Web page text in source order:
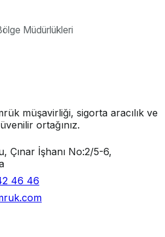
Müdürlükleri
müşavirliği, sigorta aracılık ve
ortağınız.
Çınar İşhanı No:2/5-6,
46 46